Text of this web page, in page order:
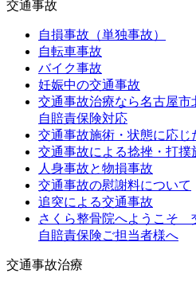
交通事故
自損事故（単独事故）
自転車事故
バイク事故
妊娠中の交通事故
交通事故治療なら名古屋市
自賠責保険対応
交通事故施術・状態に応じ
交通事故による捻挫・打撲
人身事故と物損事故
交通事故の慰謝料について
追突による交通事故
さくら整骨院へようこ
自賠責保険ご担当者様へ
交通事故治療